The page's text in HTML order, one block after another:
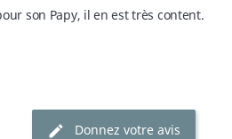
son Papy, il en est très content.
Donnez votre avis